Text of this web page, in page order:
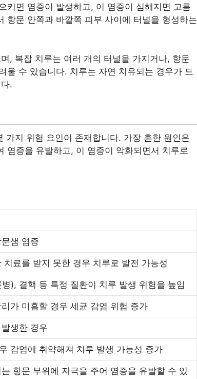
키면 염증이 발생하고, 이 염증이 심해지면 고름
항문 안쪽과 바깥쪽 피부 사이에 터널을 형성하는
, 복잡 치루는 여러 개의 터널을 가지거나, 항문
울 수 있습니다. 치루는 자연 치유되는 경우가 드
.
지 위험 요인이 존재합니다. 가장 흔한 원인은
염증을 유발하고, 이 염증이 악화되면서 치루로
샘 염증
치료를 받지 못한 경우 치루로 발전 가능성
), 결핵 등 특정 질환이 치루 발생 위험을 높임
가 미흡할 경우 세균 감염 위험 증가
생한 경우
감염에 취약해져 치루 발생 가능성 증가
항문 부위에 자극을 주어 염증을 유발할 수 있